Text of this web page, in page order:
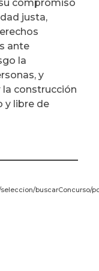
compromiso
justa,
ante
la
y
construcción
y libre de
buscarConcurso/